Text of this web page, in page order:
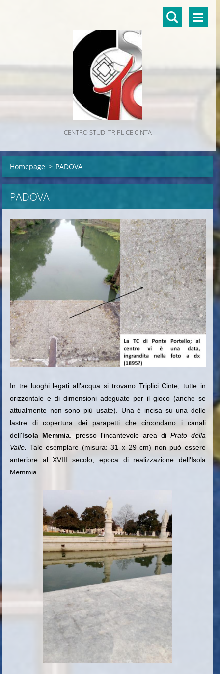
CENTRO STUDI TRIPLICE CINTA
Homepage > PADOVA
PADOVA
In tre luoghi legati all'acqua si trovano Triplici Cinte, tutte in
orizzontale e di dimensioni adeguate per il gioco (anche se
attualmente non sono più usate). Una è incisa su una delle
lastre di copertura dei parapetti che circondano i canali
dell'Isola Memmia , presso l'incantevole area diPrato della
Valle. Tale esemplare (misura: 31 x 29 cm) non può essere
anteriore al XVIII secolo, epoca di realizzazione dell'Isola
Memmia.